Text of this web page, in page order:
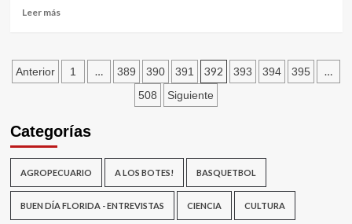
Leer másLeer
2012
de
este
en
el
Complejo
Infantil
Paginación
entradas
Anterior 1 … 389 390 391 392 393 394 395 …
508 Siguiente
Categorías
AGROPECUARIO A LOS BOTES! BASQUETBOL
BUEN DÍA FLORIDA - ENTREVISTAS CIENCIA CULTURA